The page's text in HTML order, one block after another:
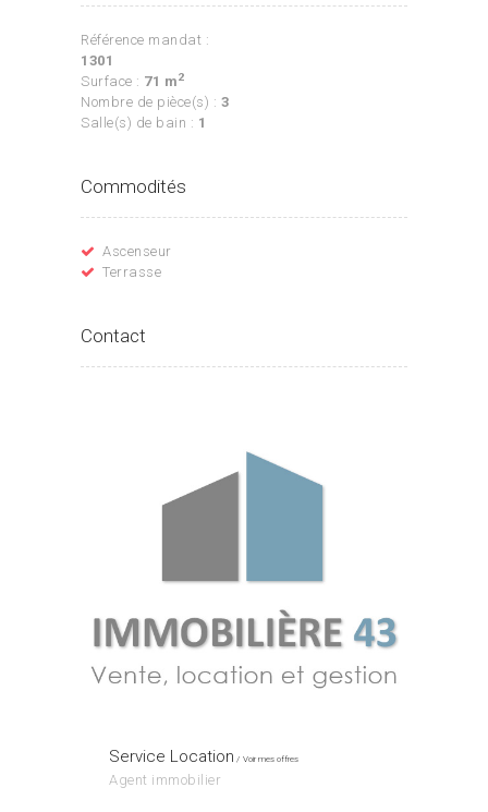
Référence mandat :
1301
Surface : 71 m2
Nombre de pièce(s) : 3
Salle(s) de bain : 1
Commodités
Ascenseur
Terrasse
Contact
Service Location Voir mes offres
Agent immobilier